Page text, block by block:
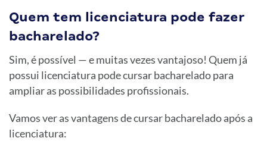
Quem tem licenciatura pode fazer
bacharelado?
Sim, é possível — e muitas vezes vantajoso! Quem já
possui licenciatura pode cursar bacharelado para
ampliar as possibilidades profissionais.
Vamos ver as vantagens de cursar bacharelado após a
licenciatura: